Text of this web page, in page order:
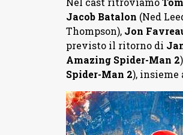
Jacob Batalon (Ned
Thompson), Jon
previsto il ritorno di
Amazing Spider-Man 2
Spider-Man 2), insieme